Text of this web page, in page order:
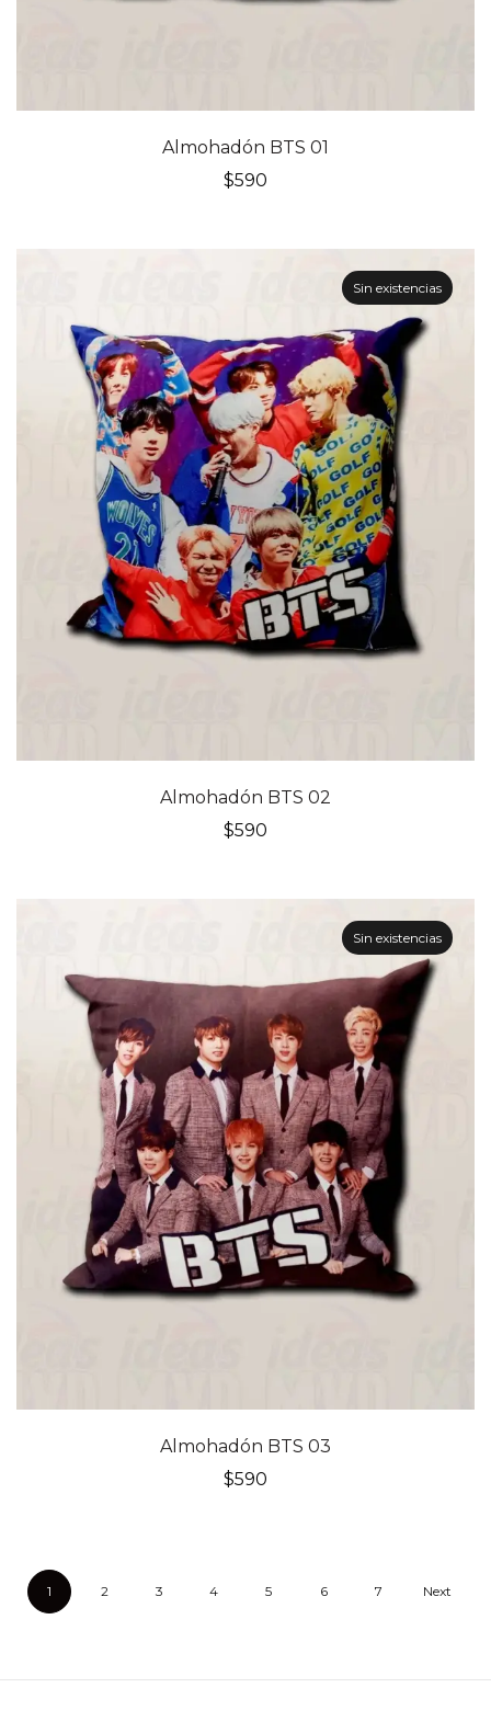
Almohadón BTS 01
$590
Sin existencias
Almohadón BTS 02
$590
Sin existencias
Almohadón BTS 03
$590
1 2 3 4 5 6 7 Next